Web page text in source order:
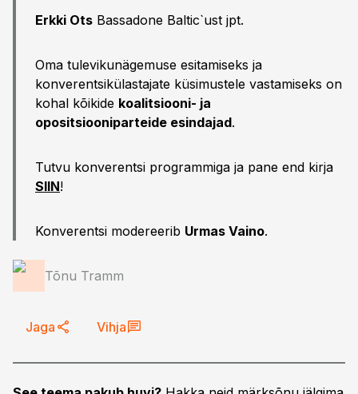
Erkki Ots Bassadone Baltic`ust jpt.
Oma tulevikunägemuse esitamiseks ja
konverentsikülastajate küsimustele vastamiseks on
kohal kõikide koalitsiooni- ja
opositsiooniparteide esindajad.
Tutvu konverentsi programmiga ja pane end kirja
SIIN!
Konverentsi modereerib Urmas Vaino.
Tõnu Tramm
Jaga Vihja